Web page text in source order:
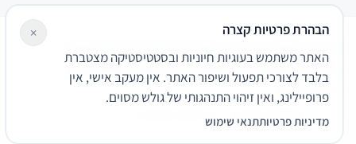
שירותים משפטיים
דרושים צור קשר נגישותפרטיות
תנאי שימוש
© 2026 הפירמה. כל הזכויות שמורות.
הבהרת פרטיות קצרה
האתר משתמש בעוגיות חיוניות ובסטטיסטיקה מצטברת
בלבד לצורכי תפעול ושיפור האתר. אין מעקב אישי, אין
פרופיילינג, ואין זיהוי התנהגותי של גולש מסוים.
מדיניות פרטיותתנאי שימוש
×